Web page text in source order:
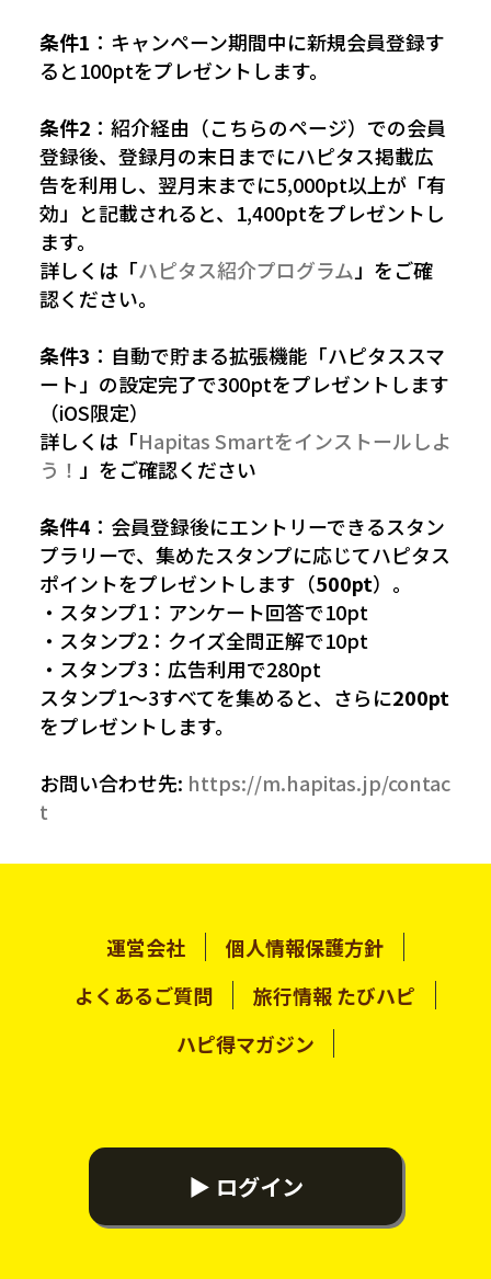
条件1 ：キャンペーン期間中に新規会員登録す
ると100ptをプレゼントします。
条件2 ：紹介経由（こちらのページ）での会員
登録後、登録月の末日までにハピタス掲載広
告を利用し、翌月末までに5,000pt以上が「有
効」と記載されると、1,400ptをプレゼントし
ます。
詳しくは「ハピタス紹介プログラム 」をご確
認ください。
条件3 ：自動で貯まる拡張機能「ハピタススマ
ート」の設定完了で300ptをプレゼントします
（iOS限定）
詳しくは「Hapitas Smartをインストールしよ
う！ 」をご確認ください
条件4 ：会員登録後にエントリーできるスタン
プラリーで、集めたスタンプに応じてハピタス
ポイントをプレゼントします（500pt）。
・スタンプ1：アンケート回答で10pt
・スタンプ2：クイズ全問正解で10pt
・スタンプ3：広告利用で280pt
スタンプ1〜3すべてを集めると、さらに200pt
をプレゼントします。
お問い合わせ先: https://m.hapitas.jp/contac
t
運営会社
個人情報保護方針
よくあるご質問
旅行情報 たびハピ
ハピ得マガジン
▶ ログイン